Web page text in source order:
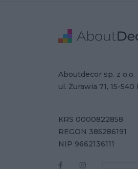
Adres
Aboutdecor sp. z o.o.
ul. Żurawia 71, 15-540
Dane
KRS 0000822858
REGON 385286191
NIP 9662136111